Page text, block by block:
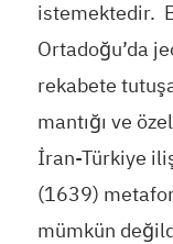
istemektedir.
Ortadoğu’da
rekabete
mantığı ve
İran-Türkiye
(1639)
mümkün